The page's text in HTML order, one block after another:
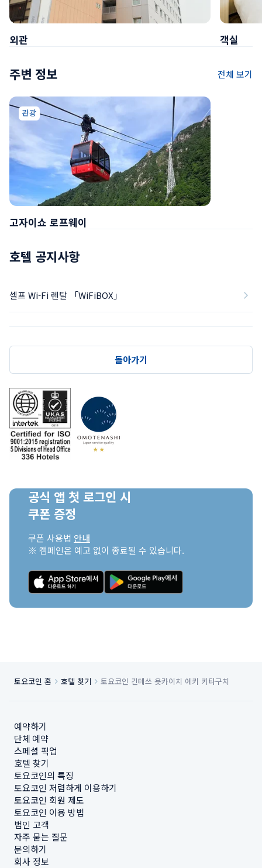
외관 객실
주변 정보 전체 보기
고자이쇼 로프웨이
관광
호텔 공지사항
셀프 Wi-Fi 렌탈 「WiFiBOX」
돌아가기
공식 앱 첫 로그인 시
쿠폰 증정
쿠폰 사용법 안내
※ 캠페인은 예고 없이 종료될 수 있습니다.
토요코인 홈 호텔 찾기 토요코인 긴테쓰 욧카이치 에키 키타구치
예약하기
단체 예약
스페셜 픽업
호텔 찾기
토요코인의 특징
토요코인 저렴하게 이용하기
토요코인 회원 제도
토요코인 이용 방법
법인 고객
자주 묻는 질문
문의하기
회사 정보